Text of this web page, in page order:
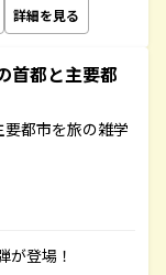
詳細を見る
首都と主要都
都市を旅の雑学
が登場！